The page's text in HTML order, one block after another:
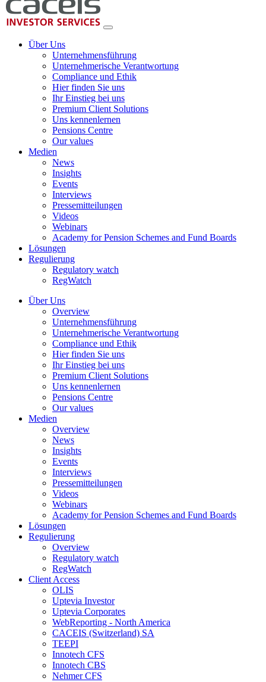
Über Uns
Unternehmensführung
Unternehmerische Verantwortung
Compliance und Ethik
Hier finden Sie uns
Ihr Einstieg bei uns
Premium Client Solutions
Uns kennenlernen
Pensions Centre
Our values
Medien
News
Insights
Events
Interviews
Pressemitteilungen
Videos
Webinars
Academy for Pension Schemes and Fund Boards
Lösungen
Regulierung
Regulatory watch
RegWatch
Über Uns
Overview
Unternehmensführung
Unternehmerische Verantwortung
Compliance und Ethik
Hier finden Sie uns
Ihr Einstieg bei uns
Premium Client Solutions
Uns kennenlernen
Pensions Centre
Our values
Medien
Overview
News
Insights
Events
Interviews
Pressemitteilungen
Videos
Webinars
Academy for Pension Schemes and Fund Boards
Lösungen
Regulierung
Overview
Regulatory watch
RegWatch
Client Access
OLIS
Uptevia Investor
Uptevia Corporates
WebReporting - North America
CACEIS (Switzerland) SA
TEEPI
Innotech CFS
Innotech CBS
Nehmer CFS